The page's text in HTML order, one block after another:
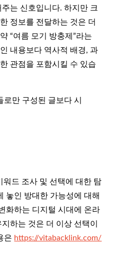
는 신호입니다. 하지만 크
정보를 전달하는 것은 더
“여름 모기 방충제”라는
내용보다 역사적 배경, 과
관점을 포함시킬 수 있습
만 구성된 글보다 시
워드 조사 및 선택에 대한 탐
놓인 방대한 가능성에 대해
화하는 디지털 시대에 온라
하는 것은 더 이상 선택이
은 https://vitabacklink.com/